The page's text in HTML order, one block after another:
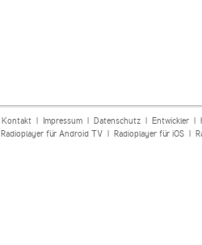
Kontakt| Impressum| Datenschutz| Entwickler|
Radioplayer für Android TV| Radioplayer für iOS|